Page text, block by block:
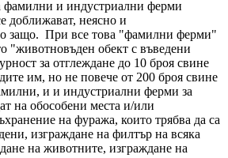
фамилни и индустриални ферми
доближават, неясно и
защо. При все това "фамилни ферми"
"животновъден обект с въведени
за отглеждане до 10 броя свине
им, но не повече от 200 броя свине
и и индустриални ферми за
на обособени места и/или
на фуража, които трябва да са
изграждане на филтър на всяка
на животните, изграждане на